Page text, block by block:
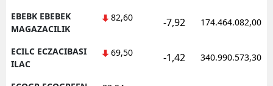
EBEBK EBEBEK
MAGAZACILIK
82,60 -7,92 174.464.082,00
ECILC ECZACIBASI
ILAC
69,50 -1,42 340.990.573,30